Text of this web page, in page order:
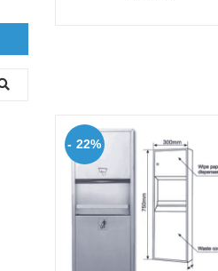
- 22%